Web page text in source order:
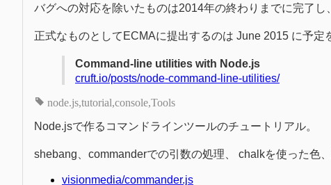
バグへの対応を除いたものは2014年の終わりまでに完了
正式なものとしてECMAに提出するのは June 2015 に予定
Command-line utilities with Node.js
cruft.io/posts/node-command-line-utilities/
node.js tutorial console Tools
Node.jsで作るコマンドラインツールのチュートリアル。
shebang、commanderでの引数の処理、 chalkを使った色
visionmedia/commander.js